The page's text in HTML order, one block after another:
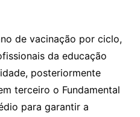
de vacinação por ciclo,
da educação
posteriormente
terceiro o Fundamental
para garantir a